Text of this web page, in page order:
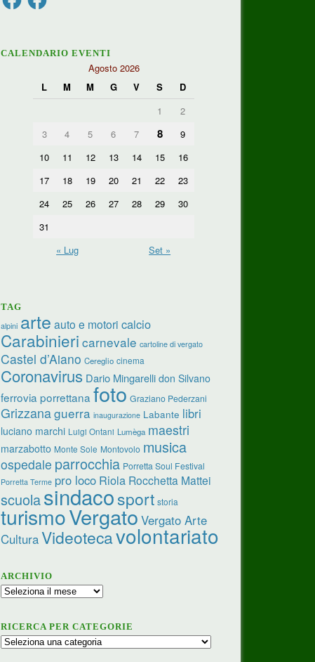
CALENDARIO EVENTI
Agosto 2026
L
M M G V S
D
1
2
3
4 5 6 7 8
9
10
11 12 13 14 15
16
17
18 19 20 21 22
23
24
25 26 27 28 29
30
31
« Lug
Set »
TAG
alpini arte auto e motori calcio
Carabinieri carnevale cartoline di vergato
Castel d’Aiano Cereglio cinema
Coronavirus Dario Mingarelli don Silvano
ferrovia porrettana foto Graziano Pederzani
Grizzanaguerra inaugurazione Labante libri
luciano marchi Luigi Ontani Lumèga maestri
marzabotto Monte Sole Montovolo musica
ospedale parrocchia Porretta Soul Festival
Porretta Terme pro loco Riola Rocchetta Mattei
scuolasindacosport storia
turismoVergato Vergato Arte
CulturaVideotecavolontariato
ARCHIVIO
Archivio
RICERCA PER CATEGORIE
Ricerca